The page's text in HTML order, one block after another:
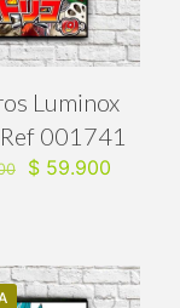
Luminox
001741
El
$59.900El